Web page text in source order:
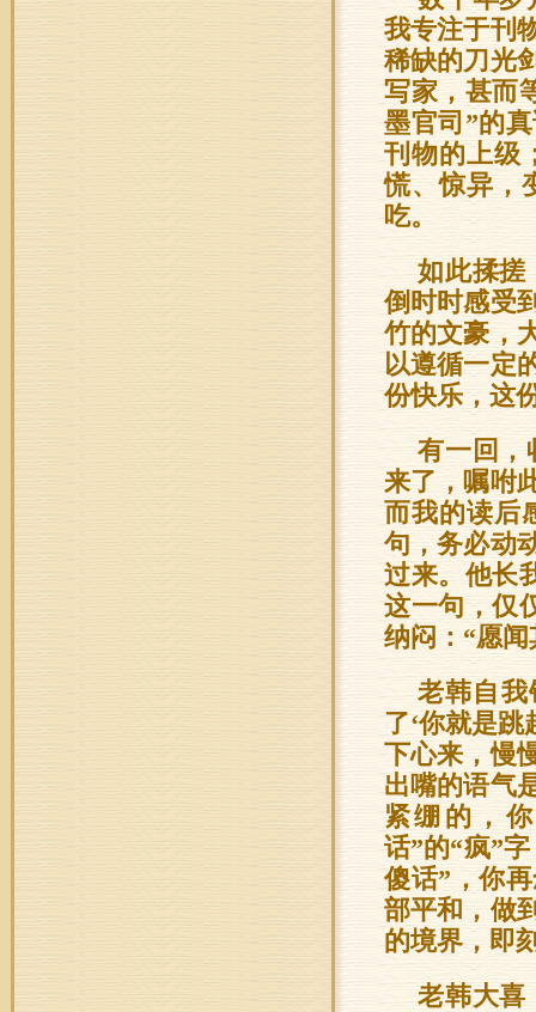
我专注于刊
稀缺的刀光
写家，甚而
墨官司”的
刊物的上级
慌、惊异，
吃。
如此揉搓
倒时时感受
竹的文豪，
以遵循一定
份快乐，这
有一回，
来了，嘱咐
而我的读后
句，务必动
过来。他长
这一句，仅
纳闷：“愿闻
老韩自我
了‘你就是
下心来，慢
出嘴的语气
紧绷的，
话”的“疯”
傻话”，你
部平和，做
的境界，即
老韩大喜